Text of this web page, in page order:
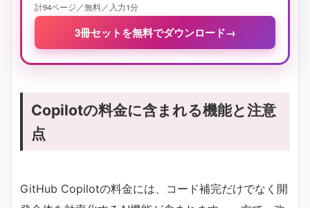
計94ページ／無料／入力1分
3冊セットを無料でダウンロード→
Copilotの料金に含まれる機能と注意
点
GitHub Copilotの料金には、コード補完だけでなく開